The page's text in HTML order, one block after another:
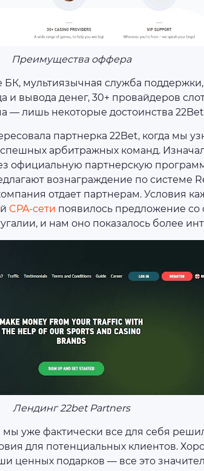
Преимущества оффера
БК, мультиязычная служба
и вывода денег, 30+ провайдеров
— лишь некоторые достоинства
партнерка 22Bet, когда мы
арбитражных команд.
официальную партнерскую
вознаграждение по системе
отдает партнерам. Условия
CPA-сети появилось предложение со
и нам оно показалось более
Лендинг 22bet Partners
мы уже фактически все для себя
для потенциальных клиентов.
ценных подарков — все это